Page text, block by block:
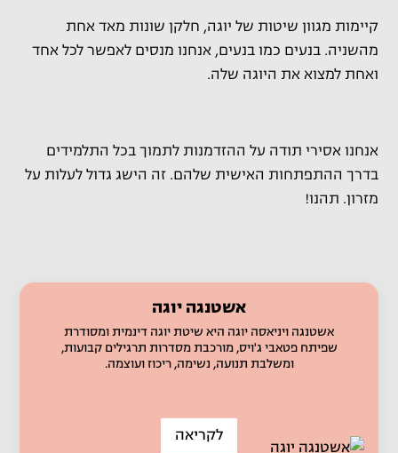
קיימות מגוון שיטות של יוגה, חלקן שונות מאד אחת
מהשניה. בנעים כמו בנעים, אנחנו מנסים לאפשר לכל אחד
ואחת למצוא את היוגה שלה.
אנחנו אסירי תודה על ההזדמנות לתמוך בכל התלמידים
בדרך ההתפתחות האישית שלהם. זה הישג גדול לעלות על
מזרון. תהנו!
אשטנגה יוגה
אשטנגה ויניאסה יוגה היא שיטת יוגה דינמית ומסודרת
שפיתח פטאבי ג'ויס, מורכבת מסדרות תרגילים קבועות,
ומשלבת תנועה, נשימה, ריכוז ועוצמה.
לקריאה